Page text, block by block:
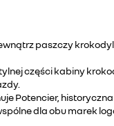
paszczy
części kabiny
Potencier, historyczna
dla obu marek